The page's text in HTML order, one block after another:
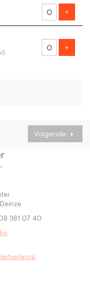
+Voeg
+Voeg
Volgende
381 07 40